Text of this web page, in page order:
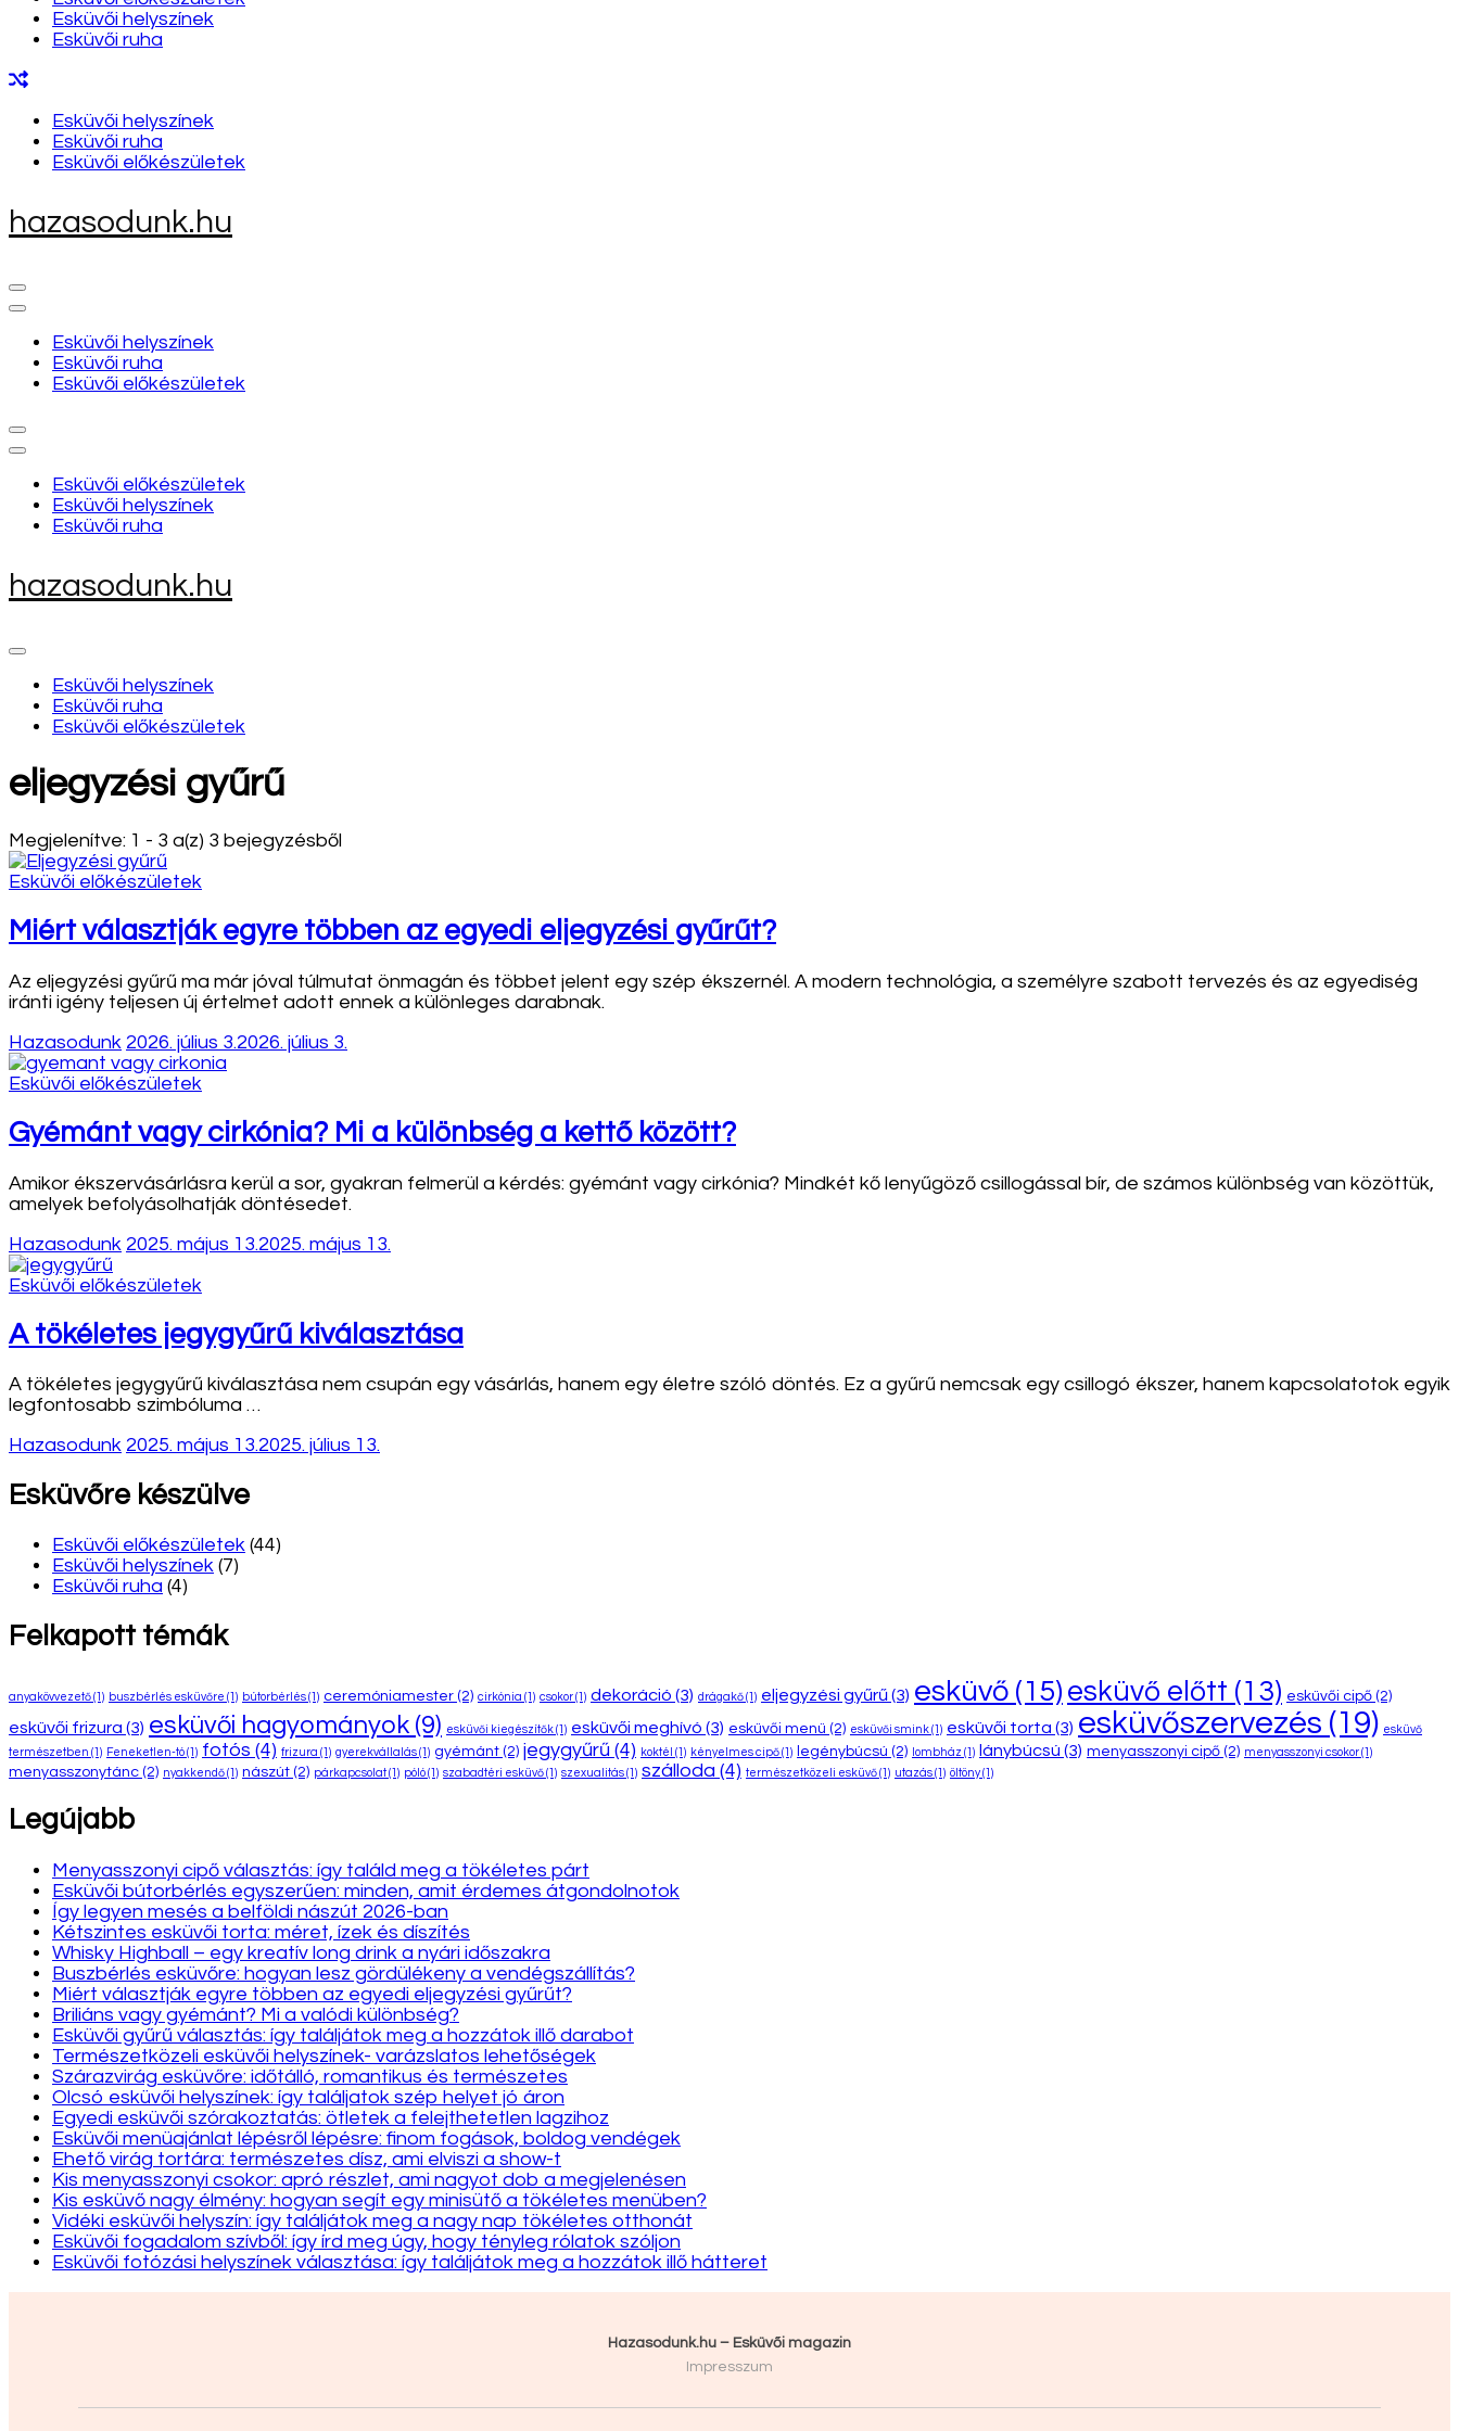
Esküvői helyszínek
Esküvői ruha
Esküvői helyszínek
Esküvői ruha
Esküvői előkészületek
hazasodunk.hu
Esküvői helyszínek
Esküvői ruha
Esküvői előkészületek
Esküvői előkészületek
Esküvői helyszínek
Esküvői ruha
hazasodunk.hu
Esküvői helyszínek
Esküvői ruha
Esküvői előkészületek
eljegyzési gyűrű
Megjelenítve: 1 - 3 a(z) 3 bejegyzésből
Esküvői előkészületek
Miért választják egyre többen az egyedi eljegyzési gyűrűt?
Az eljegyzési gyűrű ma már jóval túlmutat önmagán és többet jelent egy szép ékszernél. A modern technológia, a személyre szabott tervezés és az egyediség
iránti igény teljesen új értelmet adott ennek a különleges darabnak.
Hazasodunk 2026. július 3.2026. július 3.
Esküvői előkészületek
Gyémánt vagy cirkónia? Mi a különbség a kettő között?
Amikor ékszervásárlásra kerül a sor, gyakran felmerül a kérdés: gyémánt vagy cirkónia? Mindkét kő lenyűgöző csillogással bír, de számos különbség van közöttük,
amelyek befolyásolhatják döntésedet.
Hazasodunk 2025. május 13.2025. május 13.
Esküvői előkészületek
A tökéletes jegygyűrű kiválasztása
A tökéletes jegygyűrű kiválasztása nem csupán egy vásárlás, hanem egy életre szóló döntés. Ez a gyűrű nemcsak egy csillogó ékszer, hanem kapcsolatotok egyik
legfontosabb szimbóluma …
Hazasodunk 2025. május 13.2025. július 13.
Esküvőre készülve
Esküvői előkészületek (44)
Esküvői helyszínek (7)
Esküvői ruha (4)
Felkapott témák
anyakövvezető(1) buszbérlés esküvőre (1) bútorbérlés(1) ceremóniamester (2) cirkónia (1) csokor(1) dekoráció (3) drágakő(1) eljegyzési gyűrű(3) esküvő (15) esküvő előtt (13) esküvői cipő (2)
esküvői frizura (3) esküvői hagyományok (9) esküvői kiegészítők(1) esküvői meghívó (3) esküvői menü (2) esküvői smink(1) esküvői torta (3) esküvőszervezés (19) esküvő
természetben (1) Feneketlen-tó(1) fotós (4) frizura (1) gyerekvállalás(1) gyémánt (2) jegygyűrű (4) koktél (1) kényelmes cipő(1) legénybúcsú (2) lombház (1) lánybúcsú (3) menyasszonyi cipő (2) menyasszonyi csokor(1)
menyasszonytánc (2) nyakkendő(1) nászút (2) párkapcsolat(1) póló(1) szabadtéri esküvő(1) szexualitás(1) szálloda (4) természetközeli esküvő(1) utazás(1) öltöny(1)
Legújabb
Menyasszonyi cipő választás: így találd meg a tökéletes párt
Esküvői bútorbérlés egyszerűen: minden, amit érdemes átgondolnotok
Így legyen mesés a belföldi nászút 2026-ban
Kétszintes esküvői torta: méret, ízek és díszítés
Whisky Highball – egy kreatív long drink a nyári időszakra
Buszbérlés esküvőre: hogyan lesz gördülékeny a vendégszállítás?
Miért választják egyre többen az egyedi eljegyzési gyűrűt?
Briliáns vagy gyémánt? Mi a valódi különbség?
Esküvői gyűrű választás: így találjátok meg a hozzátok illő darabot
Természetközeli esküvői helyszínek- varázslatos lehetőségek
Szárazvirág esküvőre: időtálló, romantikus és természetes
Olcsó esküvői helyszínek: így találjatok szép helyet jó áron
Egyedi esküvői szórakoztatás: ötletek a felejthetetlen lagzihoz
Esküvői menüajánlat lépésről lépésre: finom fogások, boldog vendégek
Ehető virág tortára: természetes dísz, ami elviszi a show-t
Kis menyasszonyi csokor: apró részlet, ami nagyot dob a megjelenésen
Kis esküvő nagy élmény: hogyan segít egy minisütő a tökéletes menüben?
Vidéki esküvői helyszín: így találjátok meg a nagy nap tökéletes otthonát
Esküvői fogadalom szívből: így írd meg úgy, hogy tényleg rólatok szóljon
Esküvői fotózási helyszínek választása: így találjátok meg a hozzátok illő hátteret
Hazasodunk.hu – Esküvői magazin
Impresszum